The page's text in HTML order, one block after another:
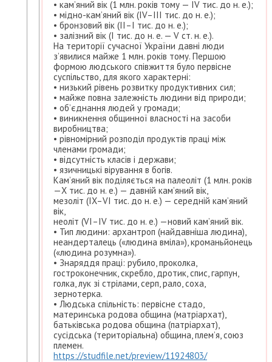
• кам’яний вік (1 млн. років тому — ІV тис. до н. е.);
• мідно-кам’яний вік (ІV–ІІІ тис. до н. е.);
• бронзовий вік (ІІ–І тис. до н. е.);
• залізний вік (І тис. до н. е. — V ст. н. е.).
На території сучасної України давні люди
з’явилися майже 1 млн. років тому. Першою
формою людського співжиття було первісне
суспільство, для якого характерні:
• низький рівень розвитку продуктивних сил;
• майже повна залежність людини від природи;
• об’єднання людей у громади;
• виникнення общинної власності на засоби
виробництва;
• рівномірний розподіл продуктів праці між
членами громади;
• відсутність класів і держави;
• язичницькі вірування в богів.
Кам’яний вік поділяється на палеоліт (1 млн. років
—Х тис. до н. е.) — давній кам’яний вік,
мезоліт (IX–VI тис. до н. е.) — середній кам’яний
вік,
неоліт (VI–IV тис. до н. е.) —новий кам’яний вік.
• Тип людини: архантроп (найдавніша людина),
неандерталець («людина вміла»), кроманьйонець
(«людина розумна»).
• Знаряддя праці: рубило, проколка,
гостроконечник, скребло, дротик, спис, гарпун,
голка, лук зі стрілами, серп, рало, соха,
зернотерка.
• Людська спільність: первісне стадо,
материнська родова община (матріархат),
батьківська родова община (патріархат),
сусідська (територіальна) община, плем’я, союз
племен.
https://studfile.net/preview/11924803/